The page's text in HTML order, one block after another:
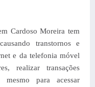
Cardoso Moreira tem
transtornos e
e da telefonia móvel
realizar transações
para acessar